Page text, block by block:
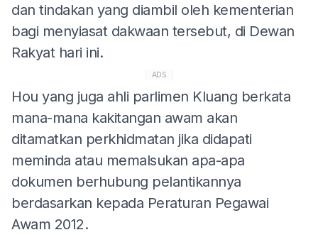
dan tindakan yang diambil oleh kementerian
bagi menyiasat dakwaan tersebut, di Dewan
Rakyat hari ini.
ADS
Hou yang juga ahli parlimen Kluang berkata
mana-mana kakitangan awam akan
ditamatkan perkhidmatan jika didapati
meminda atau memalsukan apa-apa
dokumen berhubung pelantikannya
berdasarkan kepada Peraturan Pegawai
Awam 2012.